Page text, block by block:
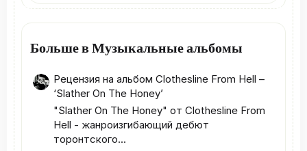
д
Больше в Музыкальные альбомы
Рецензия на альбом Clothesline From Hell –
‘Slather On The Honey’
"Slather On The Honey" от Clothesline From
Hell - жанроизгибающий дебют
торонтского...